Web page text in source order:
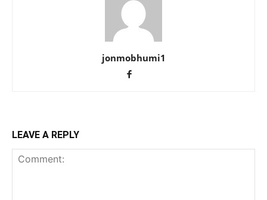
jonmobhumi1
LEAVE A REPLY